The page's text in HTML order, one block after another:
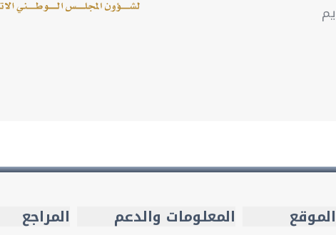
المعلومات والدعم المراجع